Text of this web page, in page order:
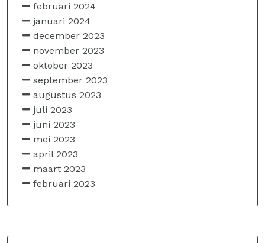
februari 2024
januari 2024
december 2023
november 2023
oktober 2023
september 2023
augustus 2023
juli 2023
juni 2023
mei 2023
april 2023
maart 2023
februari 2023